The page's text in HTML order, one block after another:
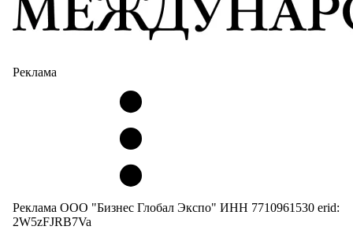
Реклама
Реклама ООО "Бизнес Глобал Экспо" ИНН 7710961530 erid:
2W5zFJRB7Va